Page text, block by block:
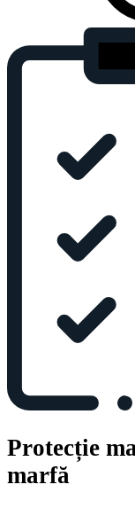
Protecție
marfă